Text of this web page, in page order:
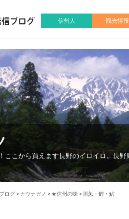
信州人
観光情報
ここから買えます長野のイロイロ。長
ログ > カウナガノ > ★信州の味 > 川魚・鯉・鮎